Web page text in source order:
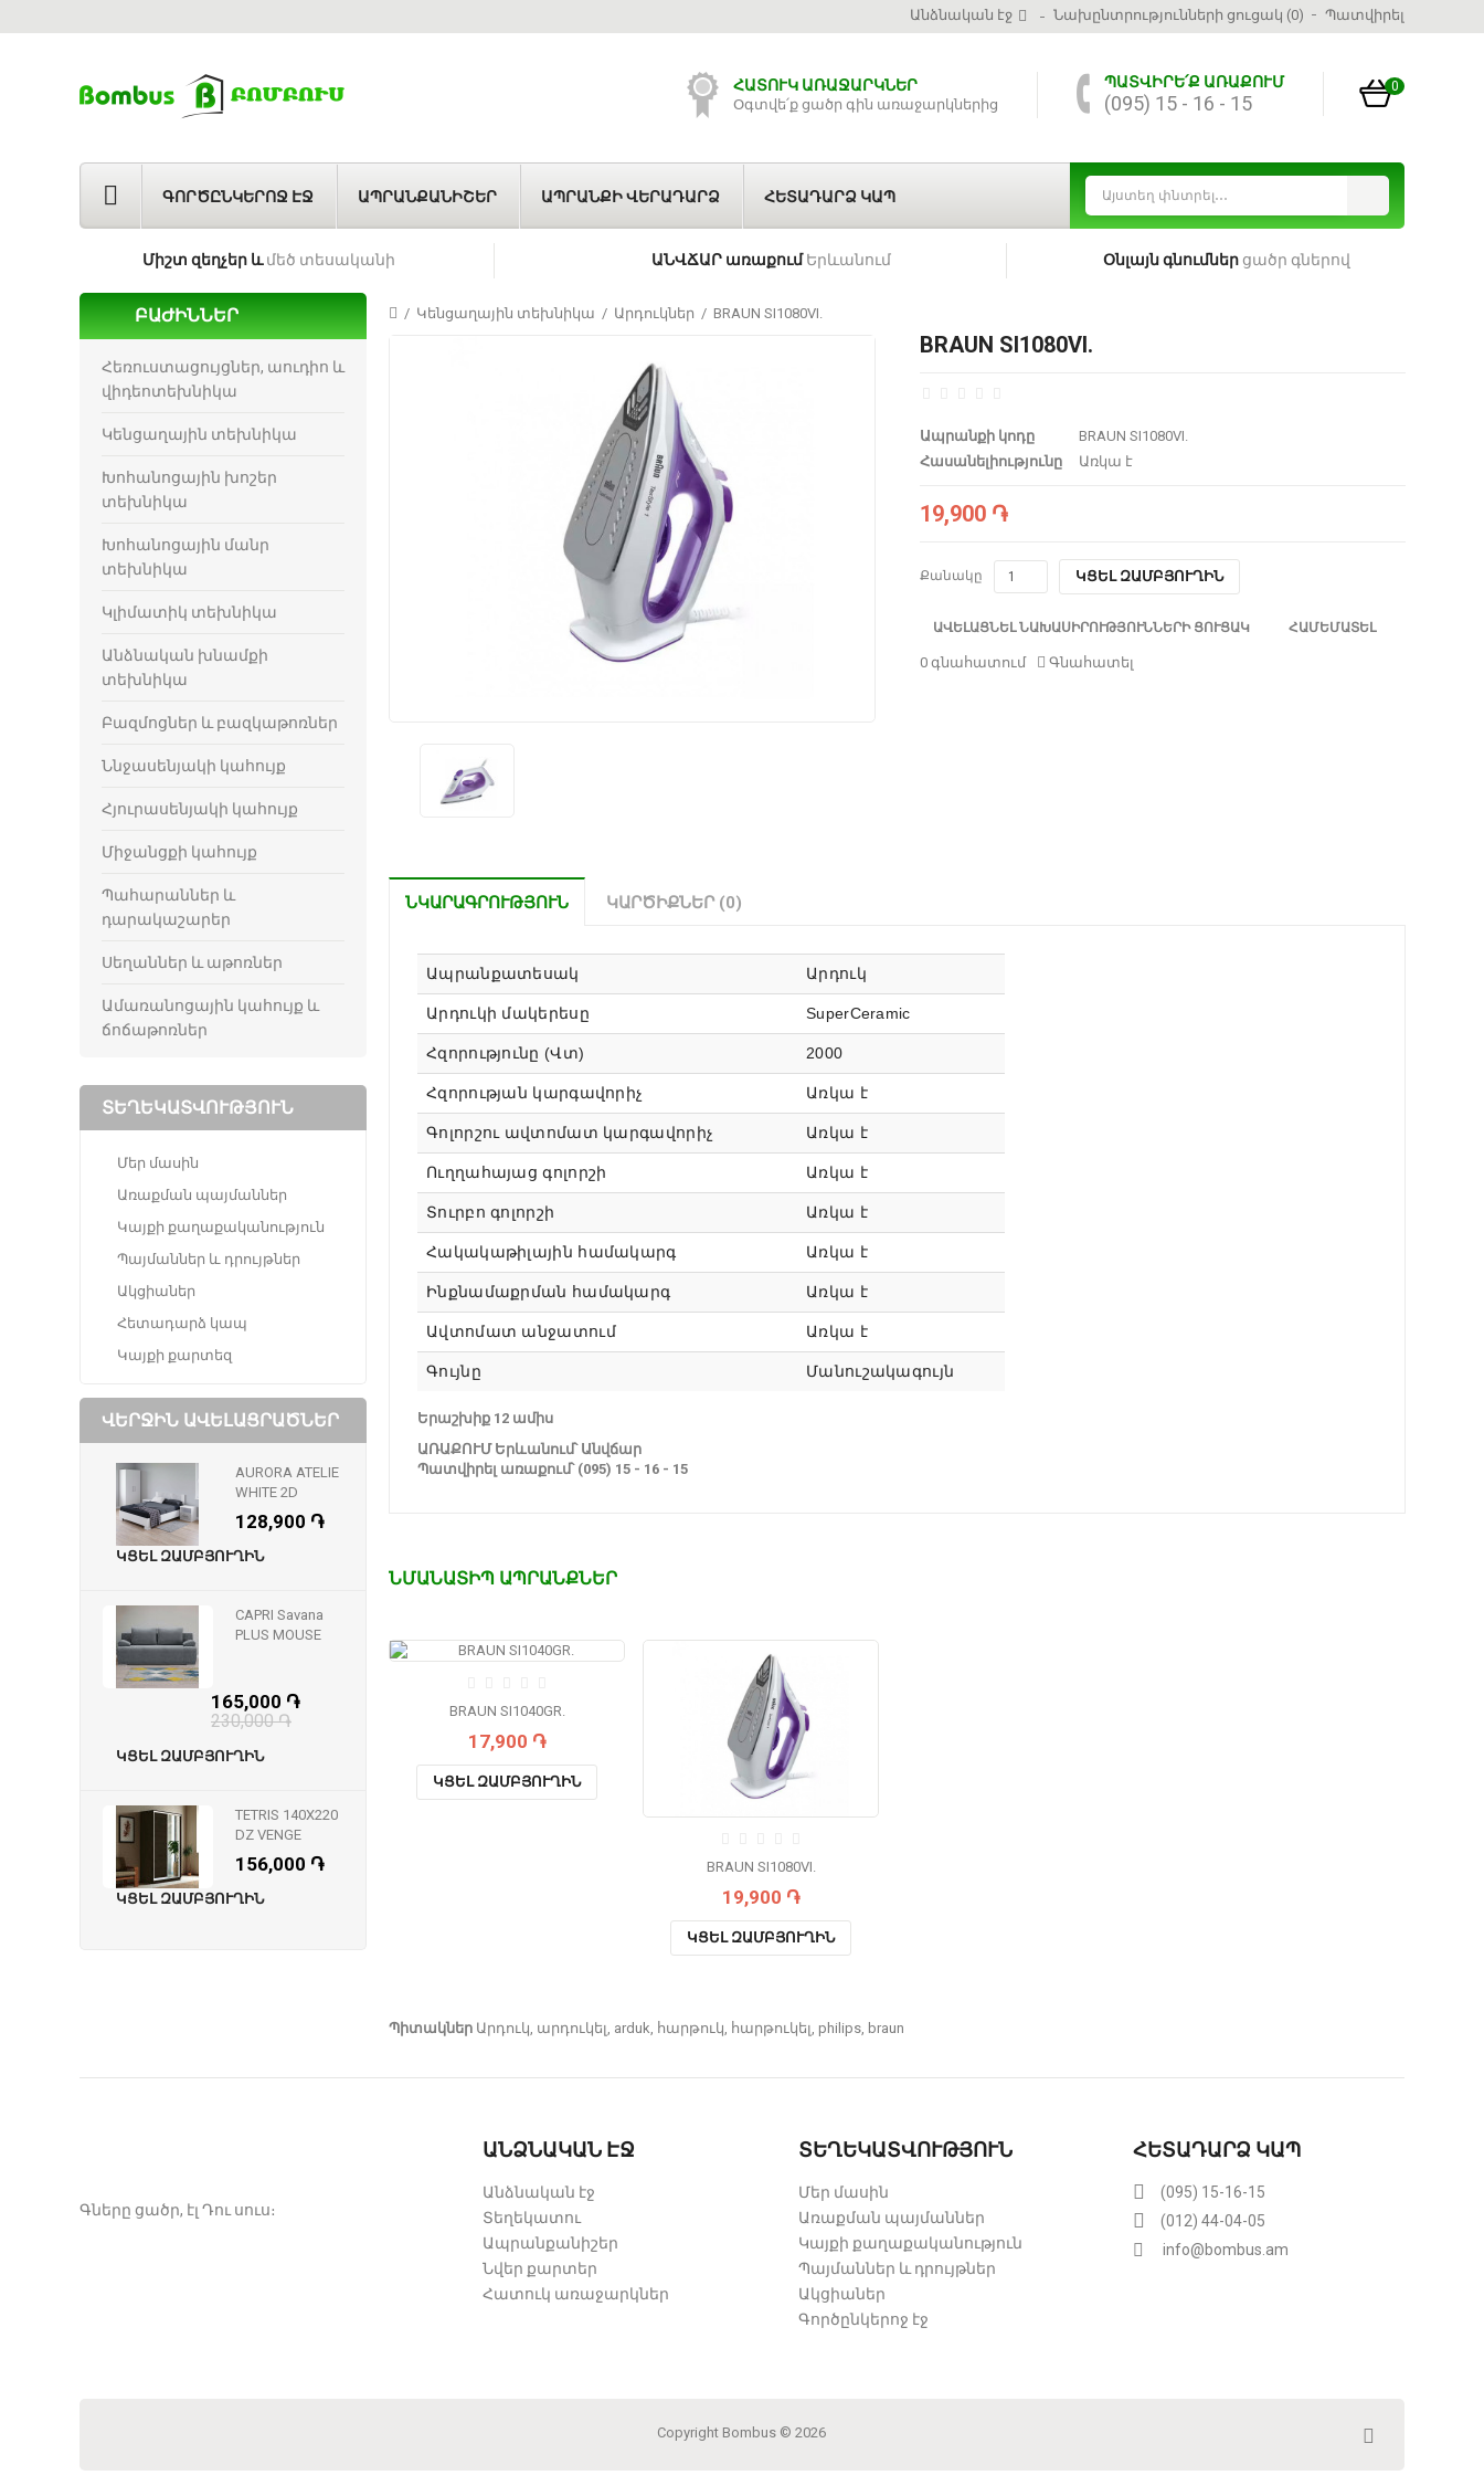
Անձնական էջ Նախընտրությունների ցուցակ (0) Պատվիրել
0
ՀԱՏՈՒԿ ԱՌԱՋԱՐԿՆԵՐ
Օգտվե՛ք ցածր գին առաջարկներից
ՊԱՏՎԻՐԵ՛Ք ԱՌԱՔՈՒՄ
(095) 15 - 16 - 15
ԳՈՐԾԸՆԿԵՐՈՋ ԷՋ ԱՊՐԱՆՔԱՆԻՇԵՐ ԱՊՐԱՆՔԻ ՎԵՐԱԴԱՐՁ ՀԵՏԱԴԱՐՁ ԿԱՊ
Միշտ զեղչեր ևմեծ տեսականի ԱՆՎՃԱՐ առաքումԵրևանում Օնլայն գնումներցածր գներով
ԲԱԺԻՆՆԵՐ
Հեռուստացույցներ, աուդիո և
վիդեոտեխնիկա
Կենցաղային տեխնիկա
Խոհանոցային խոշեր
տեխնիկա
Խոհանոցային մանր
տեխնիկա
Կլիմատիկ տեխնիկա
Անձնական խնամքի
տեխնիկա
Բազմոցներ և բազկաթոռներ
Ննջասենյակի կահույք
Հյուրասենյակի կահույք
Միջանցքի կահույք
Պահարաններ և
դարակաշարեր
Սեղաններ և աթոռներ
Ամառանոցային կահույք և
ճոճաթոռներ
ՏԵՂԵԿԱՏՎՈՒԹՅՈՒՆ
Մեր մասին
Առաքման պայմաններ
Կայքի քաղաքականություն
Պայմաններ և դրույթներ
Ակցիաներ
Հետադարձ կապ
Կայքի քարտեզ
ՎԵՐՋԻՆ ԱՎԵԼԱՑՐԱԾՆԵՐ
AURORA ATELIE
WHITE 2D
128,900 ֏
ԿՑԵԼ ԶԱՄԲՅՈՒՂԻՆ
CAPRI Savana
PLUS MOUSE
165,000 ֏
230,000 ֏
ԿՑԵԼ ԶԱՄԲՅՈՒՂԻՆ
TETRIS 140X220
DZ VENGE
156,000 ֏
ԿՑԵԼ ԶԱՄԲՅՈՒՂԻՆ
Կենցաղային տեխնիկա Արդուկներ BRAUN SI1080VI.
BRAUN SI1080VI.
Ապրանքի կոդը
BRAUN SI1080VI.
Հասանելիությունը
Առկա է
19,900 ֏
Քանակը ԿՑԵԼ ԶԱՄԲՅՈՒՂԻՆ
ԱՎԵԼԱՑՆԵԼ ՆԱԽԱՍԻՐՈՒԹՅՈՒՆՆԵՐԻ ՑՈՒՑԱԿ ՀԱՄԵՄԱՏԵԼ
0 գնահատում Գնահատել
ՆԿԱՐԱԳՐՈՒԹՅՈՒՆ ԿԱՐԾԻՔՆԵՐ (0)
Ապրանքատեսակ Արդուկ
Արդուկի մակերեսը SuperCeramic
Հզորությունը (Վտ) 2000
Հզորության կարգավորիչ Առկա է
Գոլորշու ավտոմատ կարգավորիչ Առկա է
Ուղղահայաց գոլորշի Առկա է
Տուրբո գոլորշի Առկա է
Հակակաթիլային համակարգ Առկա է
Ինքնամաքրման համակարգ Առկա է
Ավտոմատ անջատում Առկա է
Գույնը Մանուշակագույն
Երաշխիք 12 ամիս
ԱՌԱՔՈՒՄ Երևանում՝ Անվճար
Պատվիրել առաքում՝ (095) 15 - 16 - 15
ՆՄԱՆԱՏԻՊ ԱՊՐԱՆՔՆԵՐ
BRAUN SI1040GR.
17,900 ֏
ԿՑԵԼ ԶԱՄԲՅՈՒՂԻՆ
BRAUN SI1080VI.
19,900 ֏
ԿՑԵԼ ԶԱՄԲՅՈՒՂԻՆ
Պիտակներ Արդուկ, արդուկել, arduk, հարթուկ, հարթուկել, philips, braun
Գները ցածր, էլ Դու սուս։
ԱՆՁՆԱԿԱՆ ԷՋ
Անձնական էջ
Տեղեկատու
Ապրանքանիշեր
Նվեր քարտեր
Հատուկ առաջարկներ
ՏԵՂԵԿԱՏՎՈՒԹՅՈՒՆ
Մեր մասին
Առաքման պայմաններ
Կայքի քաղաքականություն
Պայմաններ և դրույթներ
Ակցիաներ
Գործընկերոջ էջ
ՀԵՏԱԴԱՐՁ ԿԱՊ
(095) 15-16-15
(012) 44-04-05
info@bombus.am
Copyright Bombus © 2026